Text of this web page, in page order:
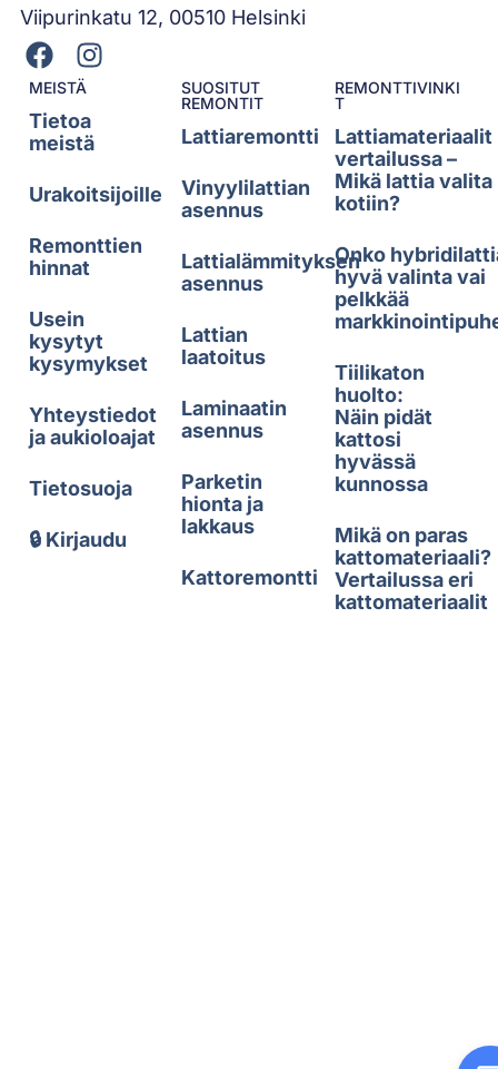
Viipurinkatu 12, 00510 Helsinki
MEISTÄ
Tietoa
meistä
Urakoitsijoille
Remonttien
hinnat
Usein
kysytyt
kysymykset
Yhteystiedot
ja aukioloajat
Tietosuoja
🔒 Kirjaudu
SUOSITUT
REMONTIT
Lattiaremontti
Vinyylilattian
asennus
Lattialämmityksen
asennus
Lattian
laatoitus
Laminaatin
asennus
Parketin
hionta ja
lakkaus
Kattoremontti
REMONTTIVINKI
T
Lattiamateriaalit
vertailussa –
Mikä lattia valita
kotiin?
Onko
hyvä valinta vai
pelkkää
Tiilikaton
huolto:
Näin pidät
kattosi
hyvässä
kunnossa
Mikä on paras
kattomateriaali?
Vertailussa eri
kattomateriaalit